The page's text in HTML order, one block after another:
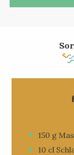
150 g
10 cl